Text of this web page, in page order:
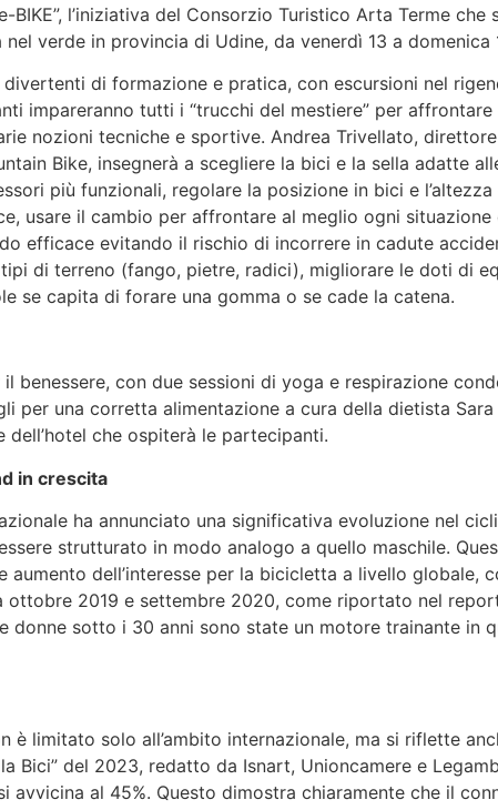
BIKE”, l’iniziativa del Consorzio Turistico Arta Terme che
verde in provincia di Udine, da venerdì 13 a domenica
di formazione e pratica, con escursioni nel
impareranno tutti i “trucchi del mestiere” per
nozioni tecniche e sportive. Andrea Trivellato,
Bike, insegnerà a scegliere la bici e la sella adatte
più funzionali, regolare la posizione in bici e
usare il cambio per affrontare al meglio ogni
efficace evitando il rischio di incorrere in cadute
di terreno (fango, pietre, radici), migliorare le doti di
se capita di forare una gomma o se cade la catena.
benessere, con due sessioni di yoga e respirazione
per una corretta alimentazione a cura della dietista
dell’hotel che ospiterà le partecipanti.
in crescita
ha annunciato una significativa evoluzione nel
strutturato in modo analogo a quello maschile.
aumento dell’interesse per la bicicletta a livello globale,
ottobre 2019 e settembre 2020, come riportato nel
donne sotto i 30 anni sono state un motore trainante in
è limitato solo all’ambito internazionale, ma si riflette
Bici” del 2023, redatto da Isnart, Unioncamere e
avvicina al 45%. Questo dimostra chiaramente che il